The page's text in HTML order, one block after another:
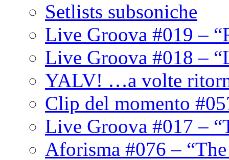
Setlists subsoniche
Live Groova #019 –
Live Groova #018 –
YALV! …a volte
Clip del momento
Live Groova #017 –
Aforisma #076 –